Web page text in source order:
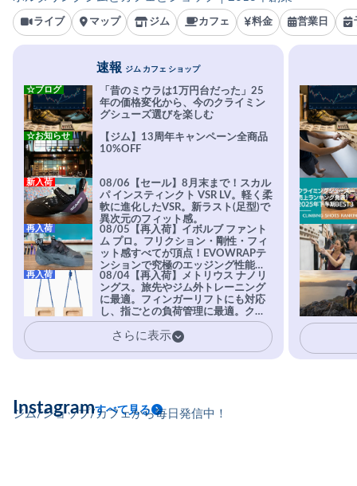
ライブ マップ ジム カフェ 料金 営業日
速報 ジム カフェ ショップ
「昔のミウラは1万円台だった」25
年の価格変化から、今のクライミン
グシューズ選びを楽しむ
☆ブログ
【ジム】13周年キャンペーン全商品
10%OFF
☆お知らせ
08/06【セール】8月末まで！スカル
パ インスティンクト VSR LV。軽く柔
軟に進化したVSR。新ラスト(足型)で
異次元のフィット感。
新入荷
08/05【再入荷】イボルブ ファント
ム プロ。フリクション・剛性・フィ
ット感すべてが頂点！EVOWRAPテ
ンションで究極のエッジング性能を
実現。進化系ラバーEvo-74はTRAX
を凌駕する粘着力で極小ホールドに
安心感。
再入荷
08/04【再入荷】メトリウス ナノリ
ングス。旅先やジム外トレーニング
に最適。フィンガーリフトにも対応
し、指ごとの負荷管理に最適。クラ
イマーの指を本気で鍛えるギア。
再入荷
さらに表示
ジム/ショップ/カフェから毎日発信中！
Instagramすべて見る